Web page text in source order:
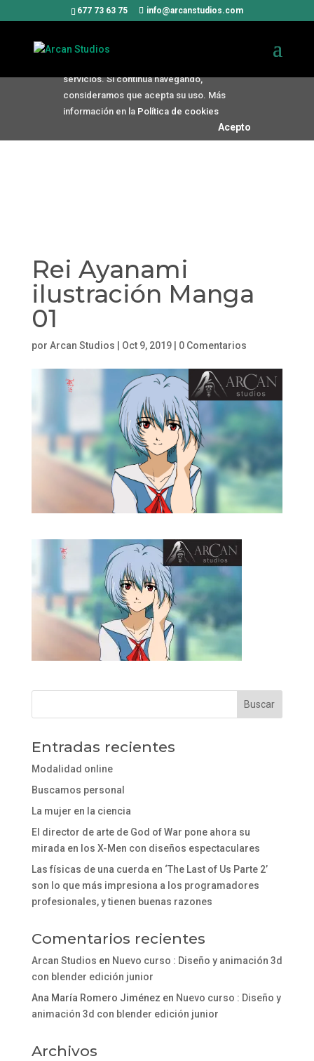
Uso de Cookies
Utilizamos cookies propias y de
servicios. Si continúa navegando,
consideramos que acepta su uso. Más
información en la Política de cookies
Acepto
677 73 63 75 info@arcanstudios.com
Rei Ayanami
ilustración Manga
01
por Arcan Studios Oct 9, 2019| 0 Comentarios
Entradas recientes
Modalidad online
Buscamos personal
La mujer en la ciencia
El director de arte de God of War pone ahora su
mirada en los X-Men con diseños espectaculares
Las físicas de una cuerda en ‘The Last of Us Parte 2’
son lo que más impresiona a los programadores
profesionales, y tienen buenas razones
Comentarios recientes
Arcan Studios en Nuevo curso : Diseño y animación 3d
con blender edición junior
Ana María Romero Jiménez en Nuevo curso : Diseño y
animación 3d con blender edición junior
Archivos